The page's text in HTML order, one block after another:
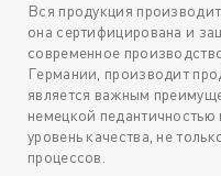
Вся продукция
она сертифицирована и
современное
Германии, производит
является важным
немецкой
уровень качества, не
процессов.